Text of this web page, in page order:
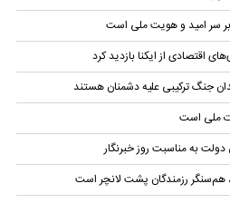
سر امید و هویت ملی است
اقتصادی از ایکنا بازدید کرد
جنگ ترکیبی علیه دشمنان هستند
ملی است
دولت به مناسبت روز خبرنگار
هم‌سنگر رزمندگان پشت لانچر است